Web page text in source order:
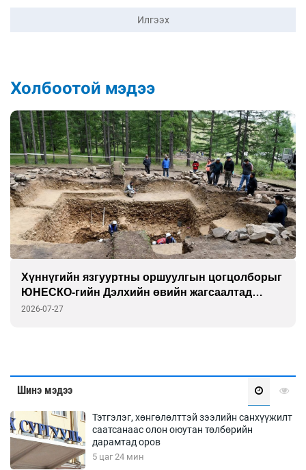
Илгээх
Холбоотой мэдээ
Хүннүгийн язгууртны оршуулгын цогцолборыг
ЮНЕСКО-гийн Дэлхийн өвийн жагсаалтад
бүртгэлээ
2026-07-27
Шинэ мэдээ
Тэтгэлэг, хөнгөлөлттэй зээлийн санхүүжилт
саатсанаас олон оюутан төлбөрийн
дарамтад оров
5 цаг 24 мин